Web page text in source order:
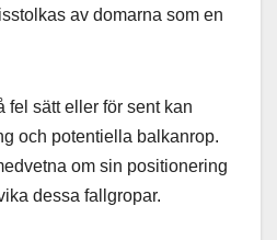
av domarna som en
fel sätt eller för sent kan
och potentiella balkanrop.
om sin positionering
dessa fallgropar.